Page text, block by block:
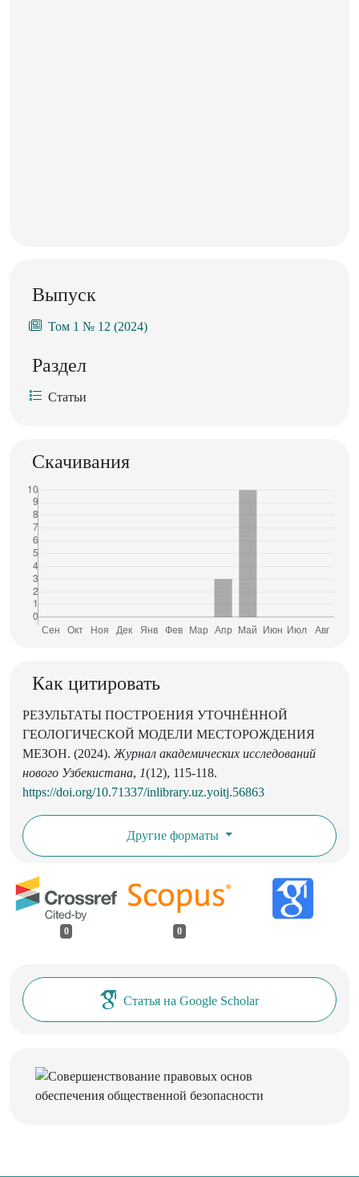
Выпуск
Том 1 № 12 (2024)
Раздел
Статьи
Скачивания
Как цитировать
РЕЗУЛЬТАТЫ ПОСТРОЕНИЯ УТОЧНЁННОЙ
ГЕОЛОГИЧЕСКОЙ МОДЕЛИ МЕСТОРОЖДЕНИЯ
МЕЗОН. (2024). Журнал академических исследований
нового Узбекистана, 1(12), 115-118.
https://doi.org/10.71337/inlibrary.uz.yoitj.56863
Другие форматы
0 0
Статья на Google Scholar